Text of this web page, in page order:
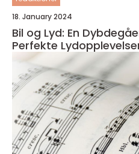
18. January 2024
Bil og Lyd: En
Perfekte